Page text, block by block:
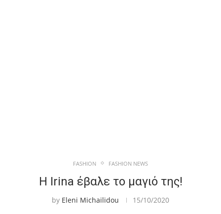
FASHION FASHION NEWS
Η Irina έβαλε το μαγιό της!
by Eleni Michailidou 15/10/2020